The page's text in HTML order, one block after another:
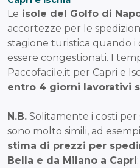
Le isole del Golfo di
accortezze per le
stagione turistica quando i
essere congestionati. I
Paccofacile.it per Capri e
entro 4 giorni lavorativi
N.B. Solitamente i costi per
sono molto simili, ad
stima di prezzi per
Bella e da Milano a Capri: